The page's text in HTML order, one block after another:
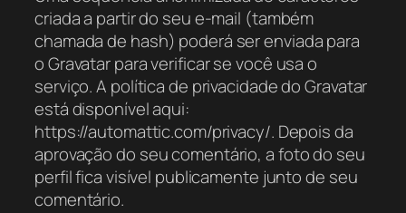
criada a partir do seu e-mail (também
chamada de hash) poderá ser enviada para
o Gravatar para verificar se você usa o
serviço. A política de privacidade do Gravatar
está disponível aqui:
https://automattic.com/privacy/. Depois da
aprovação do seu comentário, a foto do seu
perfil fica visível publicamente junto de seu
comentário.